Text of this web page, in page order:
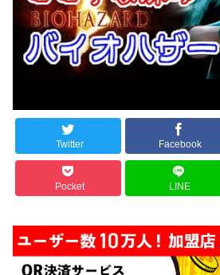
Twitter Facebook
Pocket LINE